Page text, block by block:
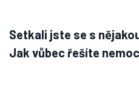
Setkali jste se s
Jak vůbec řešíte